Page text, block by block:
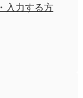
入力する方